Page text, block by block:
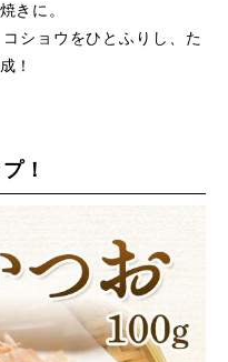
きに。
ショウをひとふりし、た
！
！